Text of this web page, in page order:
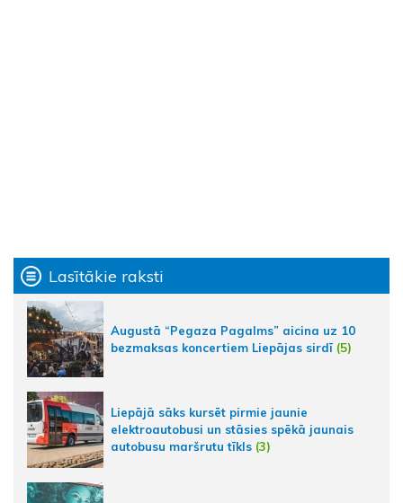
Lasītākie raksti
Augustā “Pegaza Pagalms” aicina uz 10
bezmaksas koncertiem Liepājas sirdī (5)
Liepājā sāks kursēt pirmie jaunie
elektroautobusi un stāsies spēkā jaunais
autobusu maršrutu tīkls (3)